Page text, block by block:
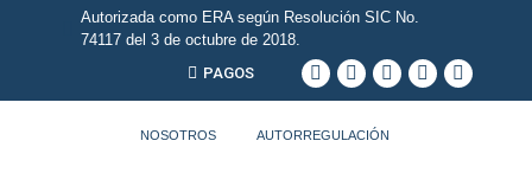
Autorizada como ERA según Resolución SIC No.
74117 del 3 de octubre de 2018.
PAGOS
NOSOTROS AUTORREGULACIÓN